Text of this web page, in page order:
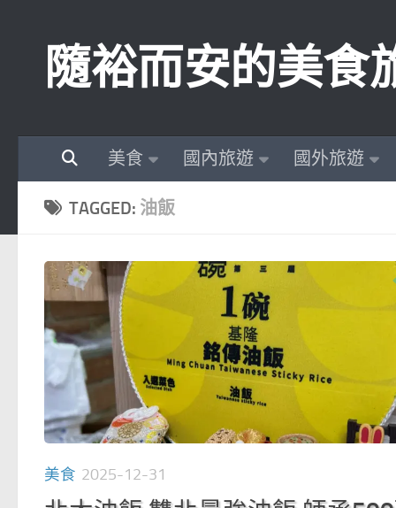
隨裕而安的美食
美食 國內旅遊 國外旅遊
TAGGED: 油飯
美食 2025-12-31